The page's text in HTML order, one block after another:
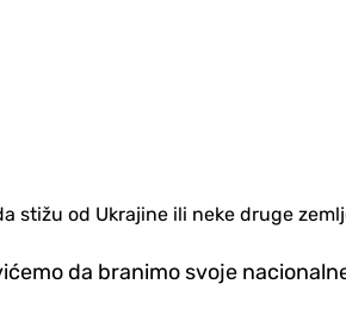
stižu od Ukrajine ili neke druge
da branimo svoje